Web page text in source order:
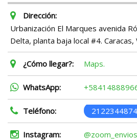
Dirección:
Urbanización El Marques avenida
Delta, planta baja local #4. Caracas,
¿Cómo llegar?: Maps.
WhatsApp:
Teléfono: 2122344874
Instagram: @zoom_envios